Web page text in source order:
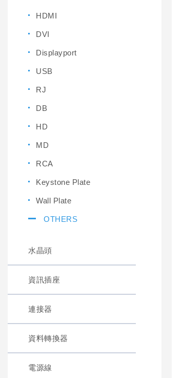
HDMI
DVI
Displayport
USB
RJ
DB
HD
MD
RCA
Keystone Plate
Wall Plate
OTHERS
水晶頭
資訊插座
連接器
資料轉換器
電源線